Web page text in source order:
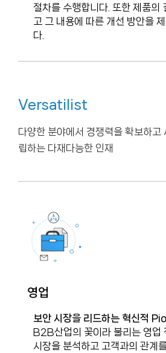
절차를 수행합니다. 또한 제품의
고 그 내용에 따른 개선 방안을
다.
Versatilist
다양한 분야에서 경쟁력을 확보하고
립하는 다재다능한 인재
영업
보안 시장을 리드하는 혁신적
B2B산업의 꽃이라 불리는 영업
시장을 분석하고 고객과의 관계